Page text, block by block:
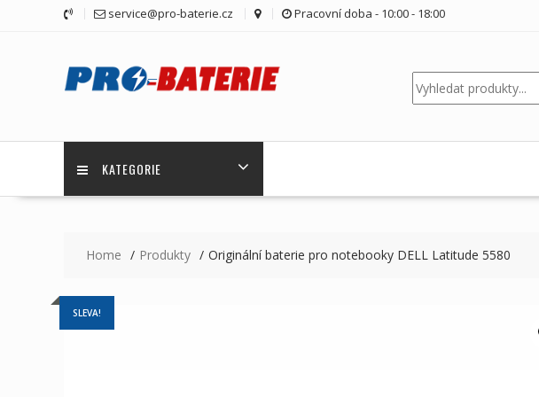
service@pro-baterie.cz Pracovní doba - 10:00 - 18:00
Hledat
KATEGORIE
Home Produkty Originální baterie pro notebooky DELL Latitude 5580
SLEVA!